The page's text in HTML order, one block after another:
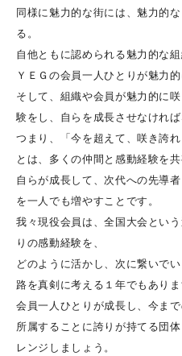
同様に魅力的な街には、魅力的
る。
自他ともに認められる魅力的な
ＹＥＧの会員一人ひとりが魅力
そして、組織や会員が魅力的に
験をし、自らを成長させなければ
つまり、「今を超えて、咲き誇
とは、多くの仲間と感動経験を共
自らが成長して、次代への先導
を一人でも増やすことです。
我々現役会員は、全国大会とい
りの感動経験を、
どのように活かし、次に繋いで
路を真剣に考える１年でもありま
会員一人ひとりが成長し、今ま
所属することに誇りが持てる団
レンジしましょう。